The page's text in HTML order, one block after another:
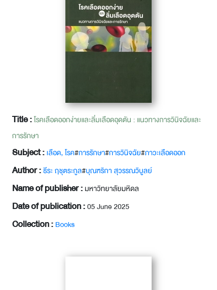
Title :โรคเลือดออกง่ายและลิ่มเลือดอุดตัน : แนวทางการวินิจฉัยและ
การรักษา
Subject :เลือด, โรค#การรักษา#การวินิจฉัย#ภาวะเลือดออก
Author :ธีระ ฤชุตระกูล#บุณฑริกา สุวรรณวิบูลย์
Name of publisher :มหาวิทยาลัยมหิดล
Date of publication :05 June 2025
Collection :Books